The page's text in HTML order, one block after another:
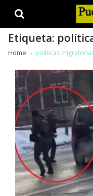
Etiqueta:
Home políticas